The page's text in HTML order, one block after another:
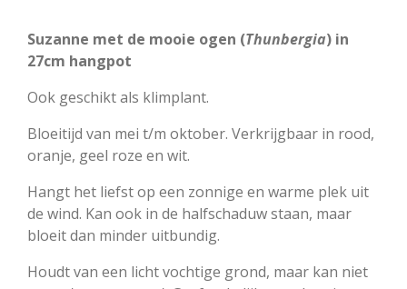
Suzanne met de mooie ogen (Thunbergia) in
27cm hangpot
Ook geschikt als klimplant.
Bloeitijd van mei t/m oktober. Verkrijgbaar in rood,
oranje, geel roze en wit.
Hangt het liefst op een zonnige en warme plek uit
de wind. Kan ook in de halfschaduw staan, maar
bloeit dan minder uitbundig.
Houdt van een licht vochtige grond, maar kan niet